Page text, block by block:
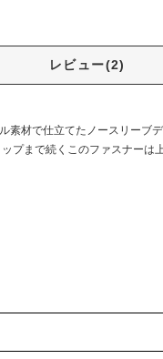
レビュー(2)
素材で仕立てたノースリーブ
プまで続くこのファスナーは